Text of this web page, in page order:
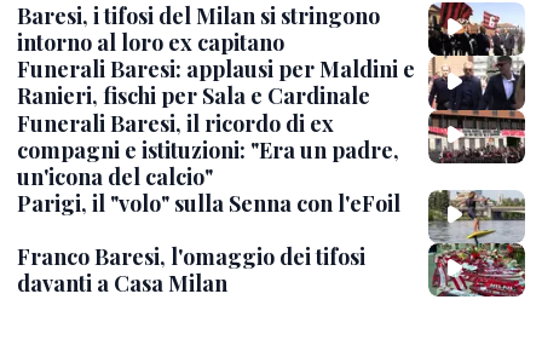
Baresi, i tifosi del Milan si stringono
intorno al loro ex capitano
Funerali Baresi: applausi per Maldini e
Ranieri, fischi per Sala e Cardinale
Funerali Baresi, il ricordo di ex
compagni e istituzioni: "Era un padre,
un'icona del calcio"
Parigi, il "volo" sulla Senna con l'eFoil
Franco Baresi, l'omaggio dei tifosi
davanti a Casa Milan